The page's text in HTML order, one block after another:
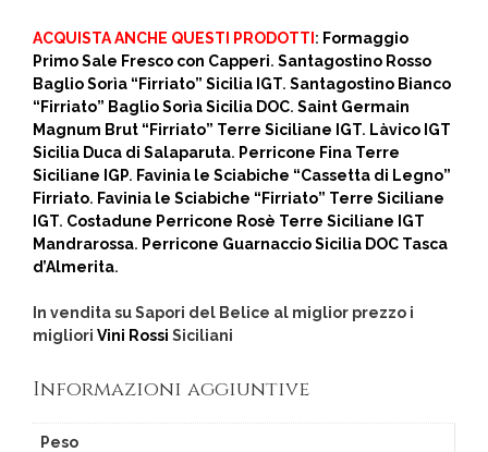
ACQUISTA ANCHE QUESTI PRODOTTI : Formaggio
Primo Sale Fresco con Capperi. Santagostino Rosso
Baglio Sorìa “Firriato” Sicilia IGT. Santagostino Bianco
“Firriato” Baglio Sorìa Sicilia DOC. Saint Germain
Magnum Brut “Firriato” Terre Siciliane IGT. Làvico IGT
Sicilia Duca di Salaparuta. Perricone Fina Terre
Siciliane IGP. Favinia le Sciabiche “Cassetta di Legno”
Firriato. Favinia le Sciabiche “Firriato” Terre Siciliane
IGT. Costadune Perricone Rosè Terre Siciliane IGT
Mandrarossa. Perricone Guarnaccio Sicilia DOC Tasca
d’Almerita.
In vendita su Sapori del Belice al miglior prezzo i
migliori Vini Rossi Siciliani
Informazioni aggiuntive
Peso